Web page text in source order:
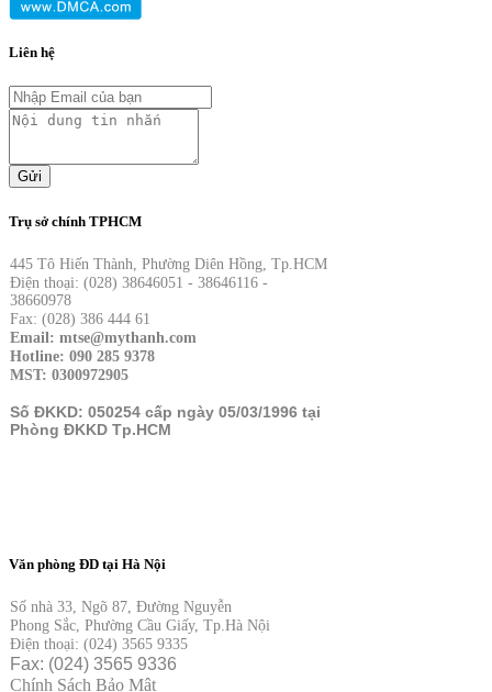
Liên hệ
Gửi
Trụ sở chính TPHCM
445 Tô Hiến Thành, Phường Diên Hồng, Tp.HCM
Điện thoại: (028) 38646051 - 38646116 -
38660978
Fax: (028) 386 444 61
Email: mtse@mythanh.com
Hotline: 090 285 9378
MST: 0300972905
Số ĐKKD: 050254 cấp ngày 05/03/1996 tại
Phòng ĐKKD Tp.HCM
Văn phòng ĐD tại Hà Nội
Số nhà 33, Ngõ 87, Đường Nguyễn
Phong Sắc, Phường Cầu Giấy, Tp.Hà Nội
Điện thoại: (024) 3565 9335
Fax: (024) 3565 9336
Chính Sách Bảo Mật